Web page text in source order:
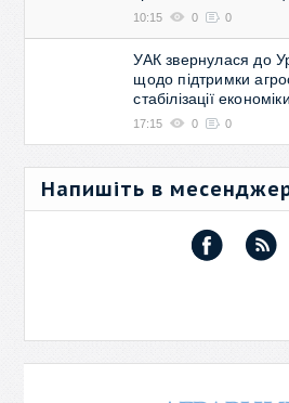
10:15 0 0
УАК звернулася до
щодо підтримки
стабілізації
17:15 0 0
Напишіть в